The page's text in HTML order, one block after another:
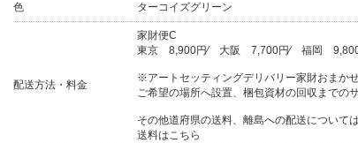
色 ターコイズグリーン
配送方法・料金
家財便C
東京
8,900円⁄ 大阪 7,700円⁄ 福岡
※アートセッティングデリバリー家財おまか
ご希望の場所へ設置、梱包資材の回収までの
その他道府県の送料、離島への配送について
送料はこちら